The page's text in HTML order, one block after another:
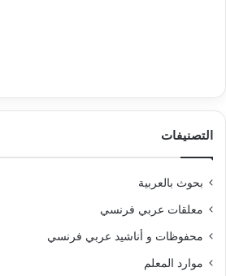
التصنيفات
بحوث بالعربية
معلقات عربي فرنسي
محفوظات و أناشيد عربي فرنسي
موارد المعلم